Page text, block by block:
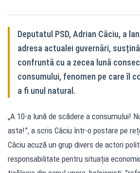
Deputatul PSD, Adrian Câciu, a
adresa actualei guvernări,
confruntă cu a zecea lună
consumului, fenomen pe care îl
a fi unul natural.
„A 10-a lună de scădere a consumului!
asta!”, a scris Câciu într-o postare pe
Câciu acuză un grup divers de actori
responsabilitate pentru situația